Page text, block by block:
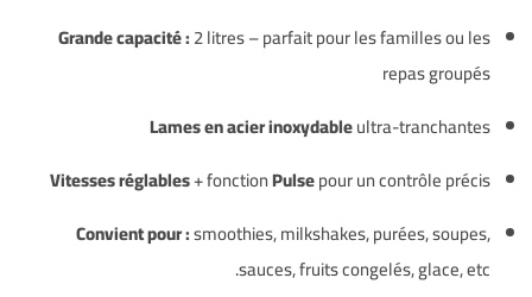
Grande capacité :2 litres – parfait pour les familles ou les
repas groupés
Lames en acier inoxydableultra-tranchantes
Vitesses réglables+ fonctionPulsepour un contrôle précis
Convient pour :smoothies, milkshakes, purées, soupes,
sauces, fruits congelés, glace, etc.